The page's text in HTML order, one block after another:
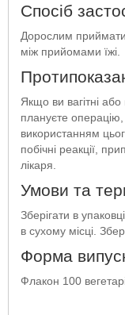
Спосіб
Дорослим
між прийомами їжі.
Якщо ви вагітні
плануєте
використанням
побічні реакції,
лікаря.
Умови та
Зберігати в
в сухому місці.
Форма
Флакон 100